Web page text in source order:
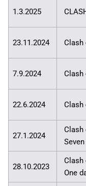
1.3.2025
23.11.2024 Clash
7.9.2024 Clash
22.6.2024 Clash
27.1.2024
Clash
28.10.2023
Clash
One